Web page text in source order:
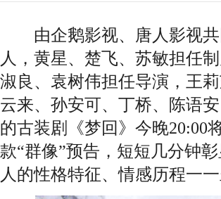
由企鹅影视、唐人影视共
人，黄星、楚飞、苏敏担任
淑良、袁树伟担任导演，王
云来、孙安可、丁桥、陈语
的古装剧《梦回》今晚20:00
款“群像”预告，短短几分钟
人的性格特征、情感历程一一